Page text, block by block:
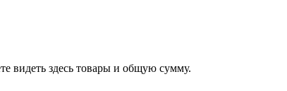
видеть здесь товары и общую сумму.